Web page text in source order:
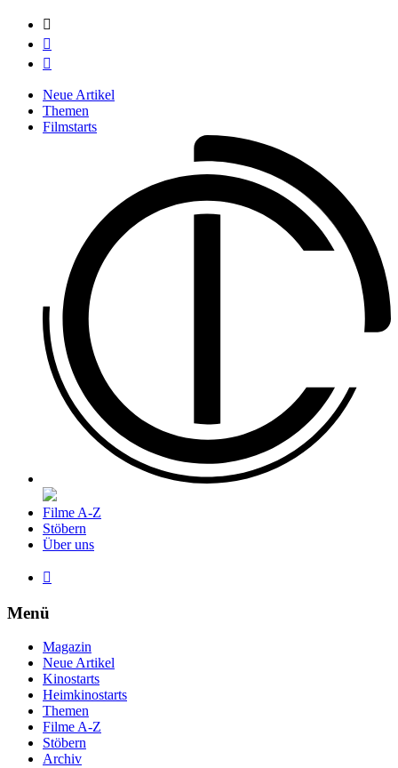



Neue Artikel
Themen
Filmstarts
Filme A-Z
Stöbern
Über uns

Menü
Magazin
Neue Artikel
Kinostarts
Heimkinostarts
Themen
Filme A-Z
Stöbern
Archiv